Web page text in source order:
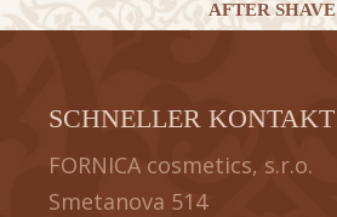
AFTER SHAVE
SCHNELLER KONTAKT
FORNICA cosmetics, s.r.o.
Smetanova 514